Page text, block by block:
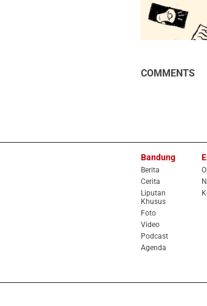
COMMENTS
Bandung
Berita
Cerita
Liputan
Khusus
Foto
Video
Podcast
Agenda